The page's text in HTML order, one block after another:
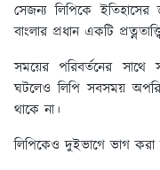
সেজন্য লিপিকে
বাংলার প্রধান একটি
সময়ের পরিবর্তনের সাথে
ঘটলেও লিপি সবসময়
থাকে না।
লিপিকেও দুইভাগে ভাগ করা